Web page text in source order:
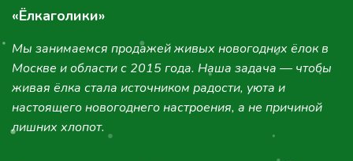
живая ёлка стала источником радости, уюта и
лишних хлопот.
Каталог настоящих ёлок
Срезные Елки
Ёлки кашпо